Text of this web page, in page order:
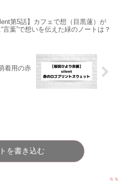
第5話】カフェで想（目黒蓮）が
言葉”で想いを伝えた緑のノートは？
着用の赤
を書き込む